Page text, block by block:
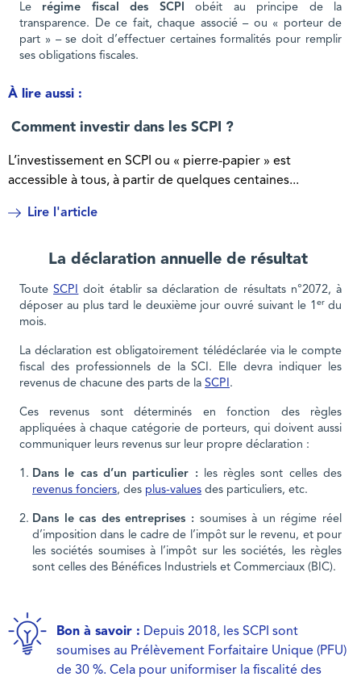
Le régime fiscal des SCPI
obéit au principe de la
transparence. De ce fait, chaque associé – ou « porteur de
part » – se doit d’effectuer certaines formalités pour remplir
ses obligations fiscales.
À lire aussi :
Comment investir dans les SCPI ?
L’investissement en SCPI ou « pierre-papier » est
accessible à tous, à partir de quelques centaines...
Lire l'article
La déclaration annuelle de résultat
TouteSCPI
doit établir sa déclaration de résultats n°2072, à
déposer au plus tard le deuxième jour ouvré suivant le 1er du
mois.
La déclaration est obligatoirement télédéclarée via le compte
fiscal des professionnels de la SCI. Elle devra indiquer les
revenus de chacune des parts de la SCPI .
Ces revenus sont déterminés en fonction des règles
appliquées à chaque catégorie de porteurs, qui doivent aussi
communiquer leurs revenus sur leur propre déclaration :
Dans le cas d’un particulier :
les règles sont celles des
revenus fonciers, des plus-values des particuliers, etc.
Dans le cas des entreprises : soumises à un régime réel
d’imposition dans le cadre de l’impôt sur le revenu, et pour
les sociétés soumises à l’impôt sur les sociétés, les règles
sont celles des Bénéfices Industriels et Commerciaux (BIC).
Bon à savoir : Depuis 2018, les SCPI sont
soumises au Prélèvement Forfaitaire Unique (PFU)
de 30 %. Cela pour uniformiser la fiscalité des